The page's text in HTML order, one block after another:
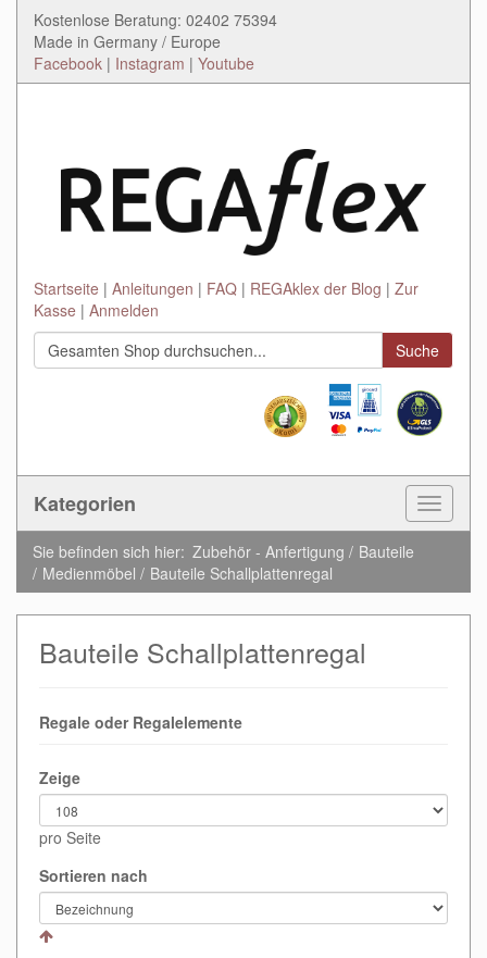
Kostenlose Beratung: 02402 75394
Made in Germany / Europe
Facebook | Instagram | Youtube
Startseite Anleitungen FAQ REGAklex der Blog
Zur
Kasse
Anmelden
Suche
Kategorien
Toggle
Sie befinden sich hier: Zubehör - Anfertigung
Bauteile
Medienmöbel
Bauteile Schallplattenregal
Bauteile Schallplattenregal
Regale oder Regalelemente
Zeige
pro Seite
Sortieren nach